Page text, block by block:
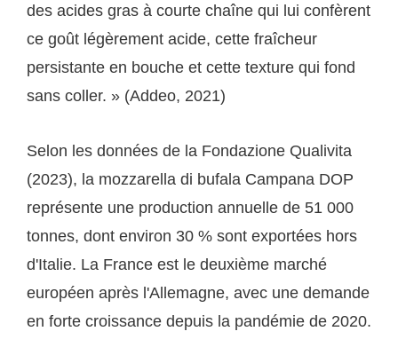
des acides gras à courte chaîne qui lui confèrent
ce goût légèrement acide, cette fraîcheur
persistante en bouche et cette texture qui fond
sans coller. » (Addeo, 2021)
Selon les données de la Fondazione Qualivita
(2023), la mozzarella di bufala Campana DOP
représente une production annuelle de 51 000
tonnes, dont environ 30 % sont exportées hors
d'Italie. La France est le deuxième marché
européen après l'Allemagne, avec une demande
en forte croissance depuis la pandémie de 2020.